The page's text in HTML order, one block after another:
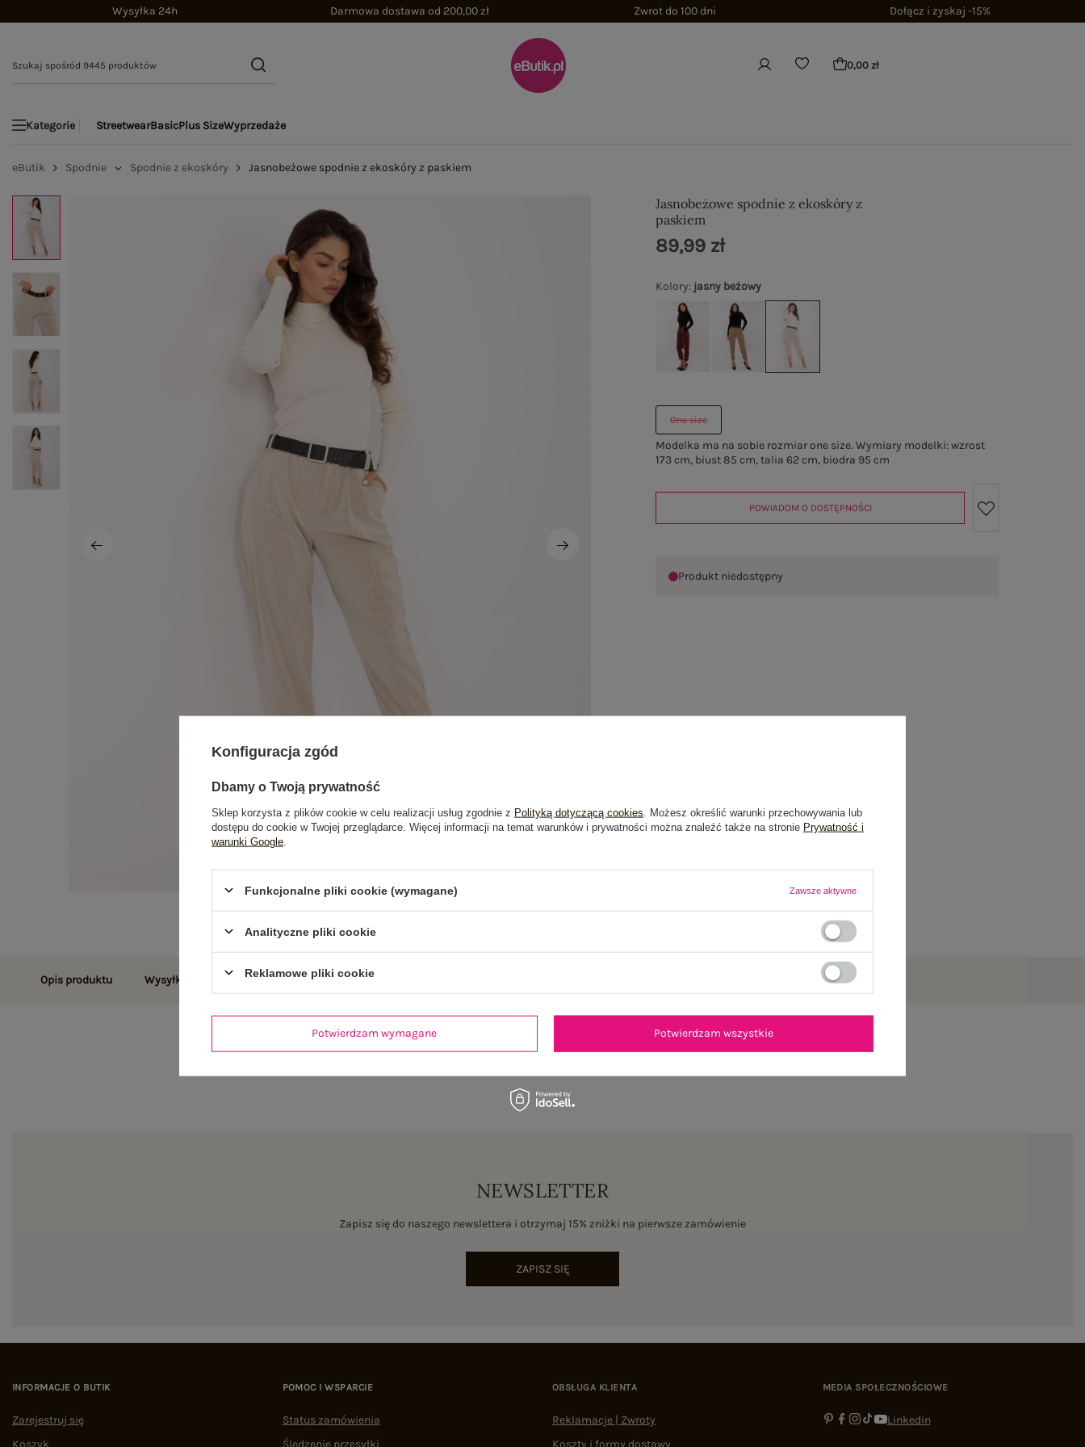
Wysyłka 24h Darmowa dostawa od 200,00 zł Zwrot do 100 dni Dołącz i zyskaj -15%
0,00 zł
Kategorie StreetwearBasicPlus SizeWyprzedaże
eButik Spodnie Spodnie z ekoskóry Jasnobeżowe spodnie z ekoskóry z paskiem
Jasnobeżowe spodnie z ekoskóry z
paskiem
Kolory: jasny beżowy
One size
Modelka ma na sobie rozmiar one size. Wymiary modelki: wzrost
173 cm, biust 85 cm, talia 62 cm, biodra 95 cm
89,99 zł
POWIADOM O DOSTĘPNOŚCI
Produkt niedostępny
Opis produktu Wysyłka i dostawa Zwroty i reklamacje
NEWSLETTER
Zapisz się do naszego newslettera i otrzymaj 15% zniżki na pierwsze zamówienie
ZAPISZ SIĘ
INFORMACJE O BUTIK
Zarejestruj się
Koszyk
POMOC I WSPARCIE
Status zamówienia
Śledzenie przesyłki
OBSŁUGA KLIENTA
Reklamacje | Zwroty
Koszty i formy dostawy
MEDIA SPOŁECZNOŚCIOWE
Linkedin
Konfiguracja zgód
Dbamy o Twoją prywatność
Sklep korzysta z plików cookie w celu realizacji usług zgodnie z Polityką dotyczącą cookies . Możesz określić warunki przechowywania lub
dostępu do cookie w Twojej przeglądarce. Więcej informacji na temat warunków i prywatności można znaleźć także na stronie Prywatność i
warunki Google
Funkcjonalne pliki cookie (wymagane) Zawsze aktywne
Analityczne pliki cookie
Reklamowe pliki cookie
Potwierdzam wymagane Potwierdzam wszystkie